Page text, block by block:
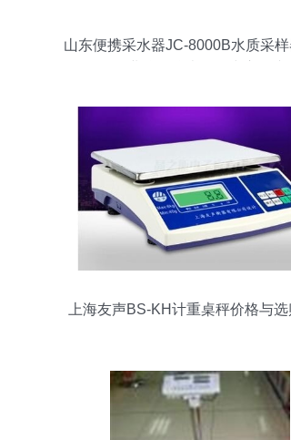
山东便携采水器JC-8000B水质采
上海友声BS-KH计重桌秤价格与